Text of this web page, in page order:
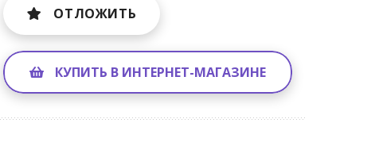
ОТЛОЖИТЬ
КУПИТЬ В ИНТЕРНЕТ-МАГАЗИНЕ